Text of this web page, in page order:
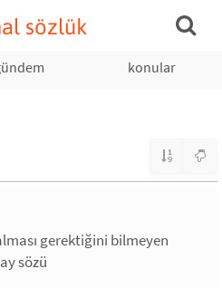
sözlük
konular
gerektiğini bilmeyen
sözü